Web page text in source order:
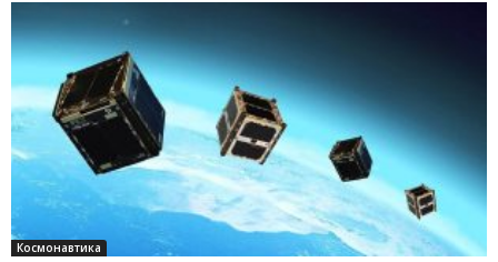
Космонавтика